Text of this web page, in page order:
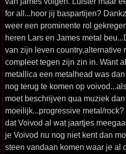
for all...hoor jij baspartijen?
weer een prominente rol
heren Lars en James metal
van zijn leven country,alternative
compleet tegen zijn zin in. Want
metallica een metalhead was
nog terug te komen op
moet beschrijven qua muziek
moeilijk...progressive metal/
dat Voivod al wat jaartjes
je Voivod nu nog niet kent dan
steen vandaan komen waar je al